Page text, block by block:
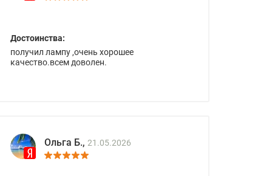
Достоинства:
получил лампу ,очень хорошее
качество.всем доволен.
Ольга Б., 21.05.2026